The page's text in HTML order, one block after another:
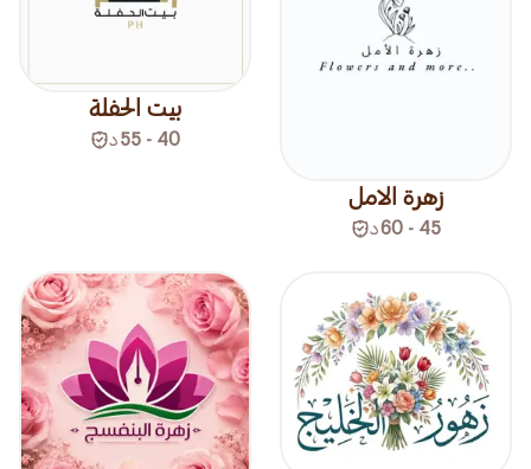
زهرة الامل
45 - 60 د
بيت الحفلة
40 - 55 د